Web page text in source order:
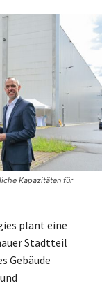
Kapazitäten für
plant eine
Stadtteil
Gebäude